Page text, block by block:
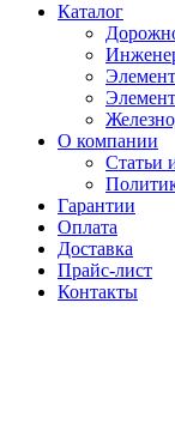
Каталог
О компании
Статьи
Гарантии
Оплата
Доставка
Прайс-лист
Контакты